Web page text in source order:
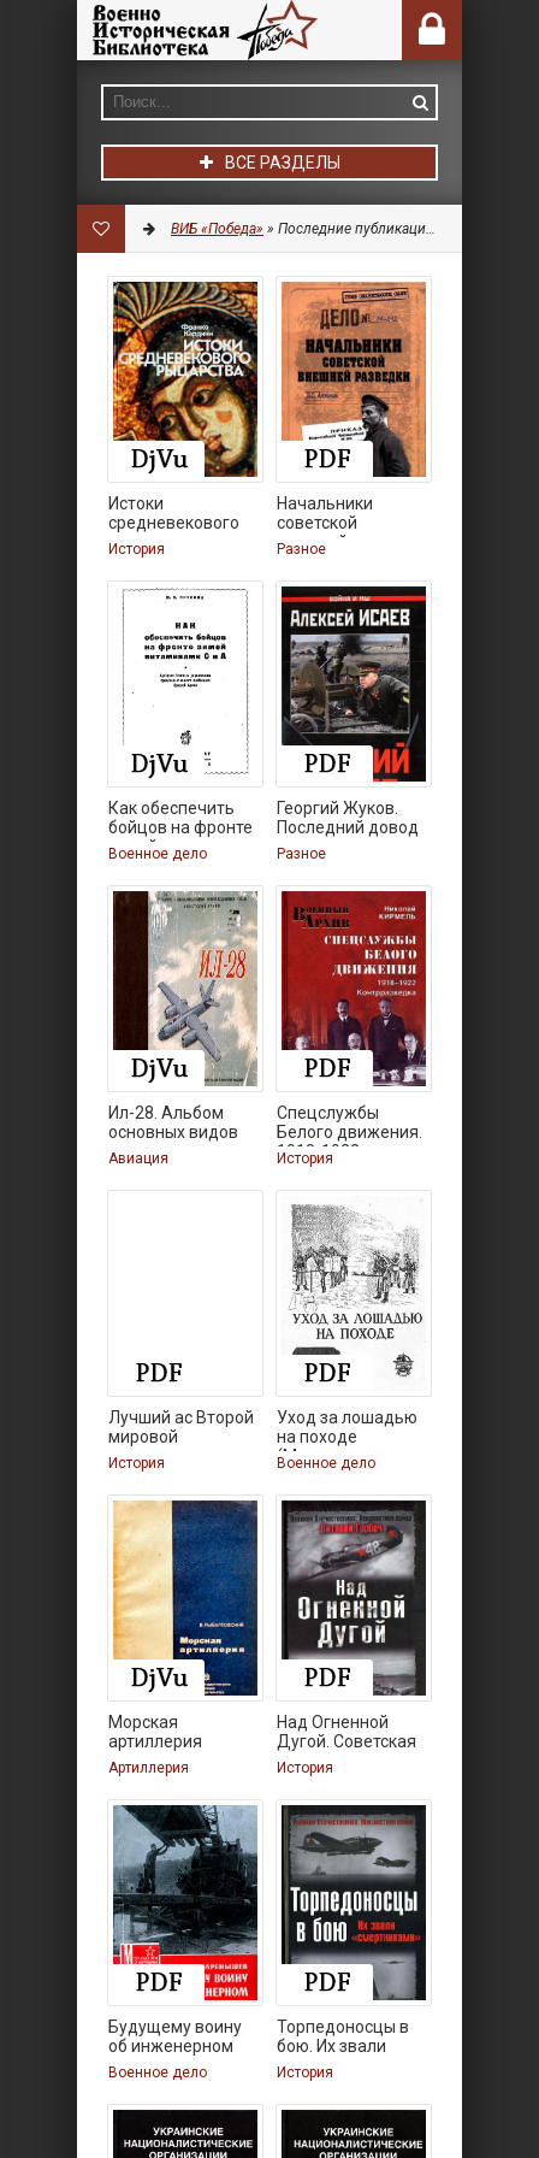
ВСЕ РАЗДЕЛЫ
ВИБ «Победа» » Последние публикации на сайте » Страница 5
Истоки
средневекового
рыцарства
История
Начальники
советской
внешней разведки
Разное
Как обеспечить
бойцов на фронте
зимой
Военное дело
Георгий Жуков.
Последний довод
короля.
Разное
Ил-28. Альбом
основных видов
схем и
Авиация
Спецслужбы
Белого движения.
1918-1922.
История
Лучший ас Второй
мировой
История
Уход за лошадью
на походе
(Массовая
Военное дело
Морская
артиллерия
Артиллерия
Над Огненной
Дугой. Советская
авиация в
История
Будущему воину
об инженерном
деле
Военное дело
Торпедоносцы в
бою. Их звали
История